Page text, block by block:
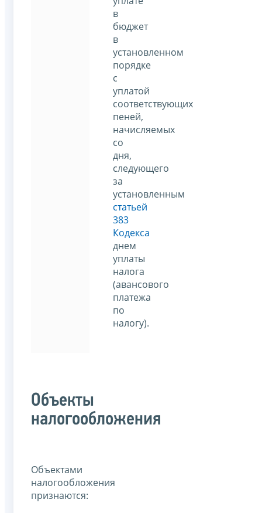
в
бюджет
в
установленном
порядке
с
уплатой
соответствующих
пеней,
начисляемых
со
дня,
следующего
за
установленным
статьей
383
Кодекса
днем
уплаты
налога
(авансового
платежа
по
налогу).
Объекты
налогообложения
Объектами
налогообложения
признаются: